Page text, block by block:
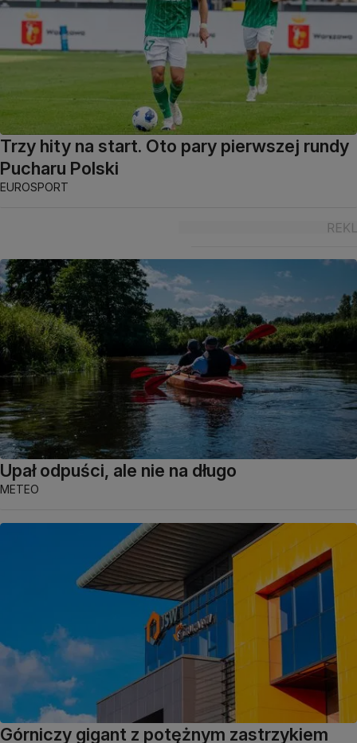
Trzy hity na start. Oto pary pierwszej rundy
Pucharu Polski
EUROSPORT
Upał odpuści, ale nie na długo
METEO
Górniczy gigant z potężnym zastrzykiem